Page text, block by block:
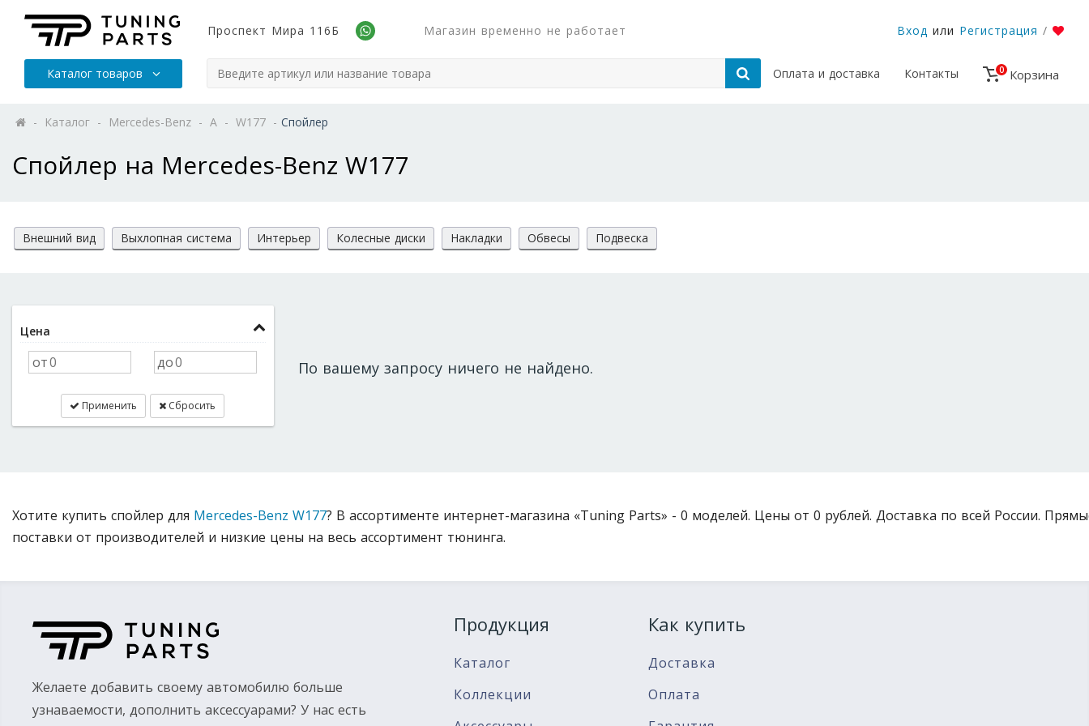
Проспект Мира 116Б Магазин временно не работает Вход или Регистрация /
Каталог товаров Оплата и доставка Контакты 0 Корзина
- Каталог - Mercedes-Benz - A - W177 - Спойлер
Спойлер на Mercedes-Benz W177
Внешний вид Выхлопная система Интерьер Колесные диски Накладки Обвесы Подвеска
Цена
Применить Сбросить
По вашему запросу ничего не найдено.
Хотите купить спойлер для Mercedes-Benz W177? В ассортименте интернет-магазина «Tuning Parts» - 0 моделей. Цены от 0 рублей. Доставка по всей России.
поставки от производителей и низкие цены на весь ассортимент тюнинга.
Желаете добавить своему автомобилю больше
узнаваемости, дополнить аксессуарами? У нас есть
Продукция
Каталог
Коллекции
Как купить
Доставка
Оплата